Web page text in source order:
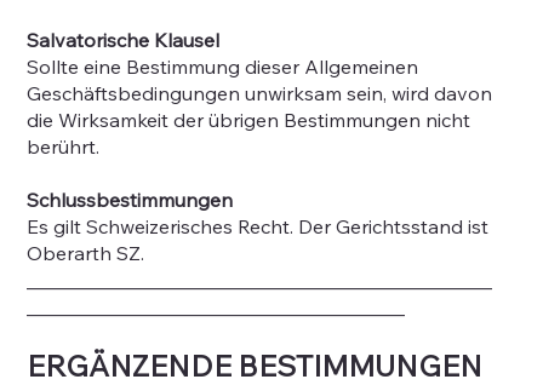
Salvatorische Klausel
Sollte eine Bestimmung dieser Allgemeinen
Geschäftsbedingungen unwirksam sein, wird davon
die Wirksamkeit der übrigen Bestimmungen nicht
berührt.
Schlussbestimmungen
Es gilt Schweizerisches Recht. Der Gerichtsstand ist
Oberarth SZ.
ERGÄNZENDE BESTIMMUNGEN